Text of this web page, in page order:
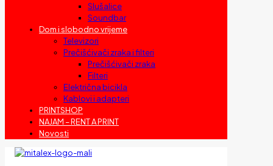
Slušalice
Soundbar
Dom i slobodno vrijeme
Televizori
Prečišćivači zraka i filteri
Prečišćivači zraka
Filteri
Električna bicikla
Kablovi i adapteri
PRINTSHOP
NAJAM – RENT A PRINT
Novosti